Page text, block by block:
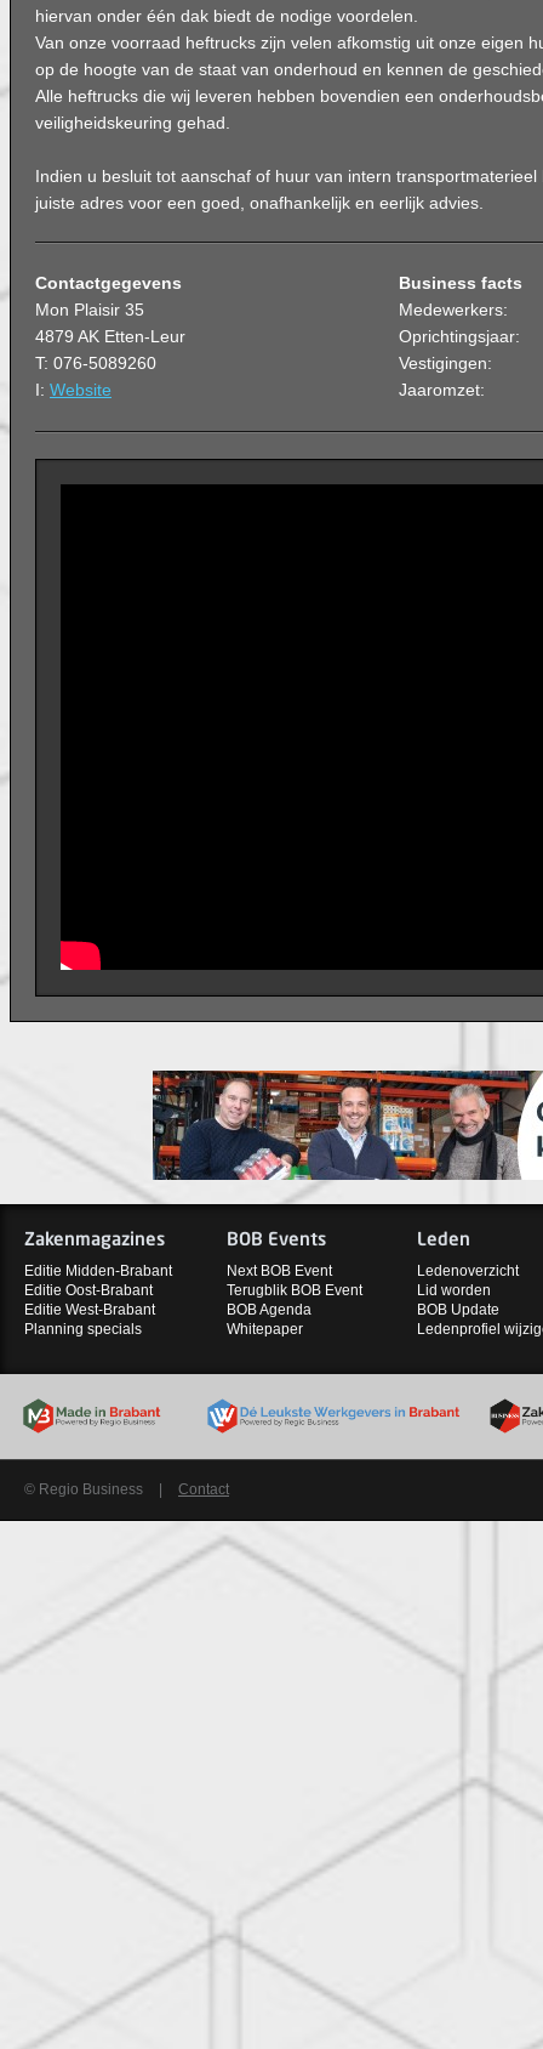
hiervan onder één dak biedt de nodige voordelen.
Van onze voorraad heftrucks zijn velen afkomstig uit onze eigen
op de hoogte van de staat van onderhoud en kennen de
Alle heftrucks die wij leveren hebben bovendien een
veiligheidskeuring gehad.
Indien u besluit tot aanschaf of huur van intern
juiste adres voor een goed, onafhankelijk en eerlijk advies.
Contactgegevens
Mon Plaisir 35
4879 AK Etten-Leur
T: 076-5089260
I: Website
Business facts
Medewerkers:
Oprichtingsjaar:
Vestigingen:
Jaaromzet:
Zakenmagazines
Editie Midden-Brabant
Editie Oost-Brabant
Editie West-Brabant
Planning specials
BOB Events
Next BOB Event
Terugblik BOB Event
BOB Agenda
Whitepaper
Leden
Ledenoverzicht
Lid worden
BOB Update
Ledenprofiel
© Regio Business | Contact